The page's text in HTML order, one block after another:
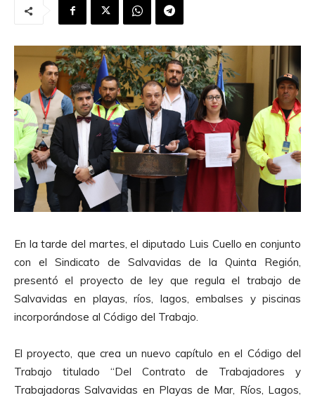
En la tarde del martes, el diputado Luis Cuello en conjunto
con el Sindicato de Salvavidas de la Quinta Región,
presentó el proyecto de ley que regula el trabajo de
Salvavidas en playas, ríos, lagos, embalses y piscinas
incorporándose al Código del Trabajo.
El proyecto, que crea un nuevo capítulo en el Código del
Trabajo titulado “Del Contrato de Trabajadores y
Trabajadoras Salvavidas en Playas de Mar, Ríos, Lagos,